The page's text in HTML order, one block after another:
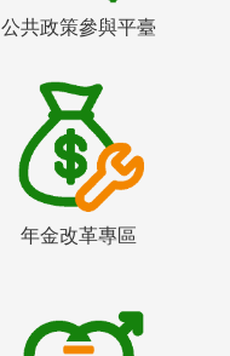
公共政策參與平臺
年金改革專區